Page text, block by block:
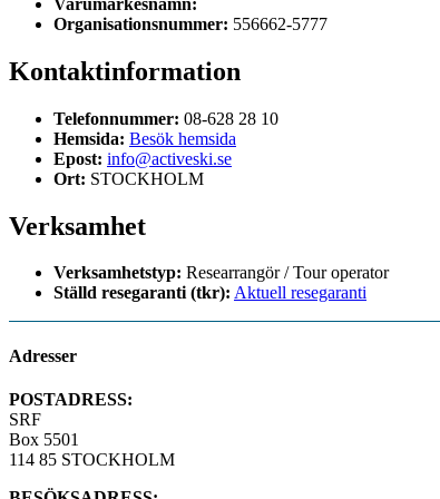
Organisationsnummer: 556662-5777
Kontaktinformation
Telefonnummer: 08-628 28 10
Hemsida: Besök hemsida
Epost: info@activeski.se
Ort: STOCKHOLM
Verksamhet
Verksamhetstyp: Researrangör / Tour operator
Ställd resegaranti (tkr): Aktuell resegaranti
Adresser
POSTADRESS:
SRF
Box 5501
114 85 STOCKHOLM